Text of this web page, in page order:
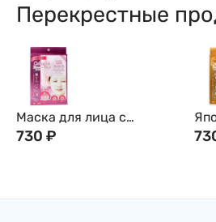
Перекрестные
Маска для лица с
коллагеном Essence Pearl
730 ₽
с